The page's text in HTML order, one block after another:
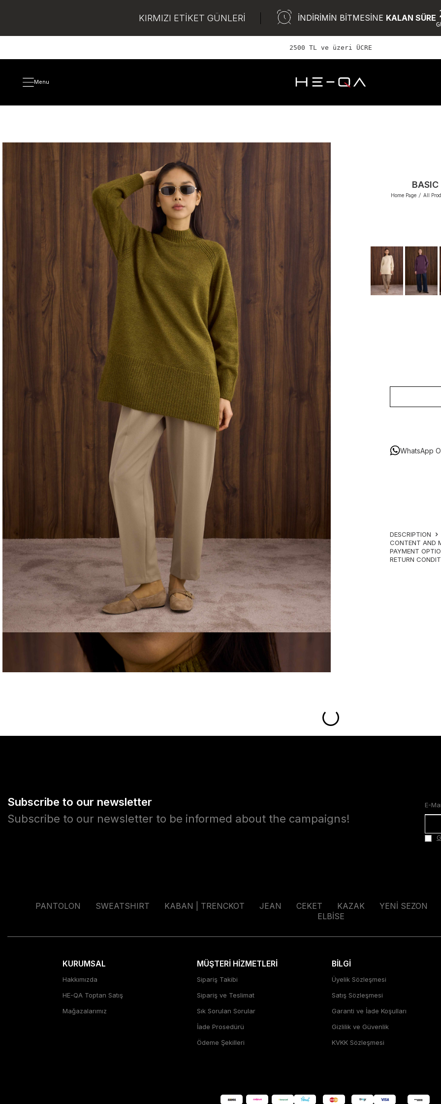
KIRMIZI ETİKET GÜNLERİ İNDİRİMİN BİTMESİNE KALAN SÜRE
2500 TL ve üzeri ÜCRETSİZ KAR
Menu
BASIC
Home Page / All
WhatsApp
DESCRIPTION
CONTENT AND
PAYMENT
RETURN
Subscribe to our newsletter
Subscribe to our newsletter to be informed about the campaigns!
PANTOLON SWEATSHIRT KABAN | TRENCKOT JEAN CEKET KAZAK YENİ SEZON
ELBİSE
KURUMSAL
Hakkımızda
HE-QA Toptan Satış
Mağazalarımız
MÜŞTERİ HİZMETLERİ
Sipariş Takibi
Sipariş ve Teslimat
Sık Sorulan Sorular
İade Prosedürü
Ödeme Şekilleri
BİLGİ
Üyelik Sözleşmesi
Satış Sözleşmesi
Garanti ve İade Koşulları
Gizlilik ve Güvenlik
KVKK Sözleşmesi